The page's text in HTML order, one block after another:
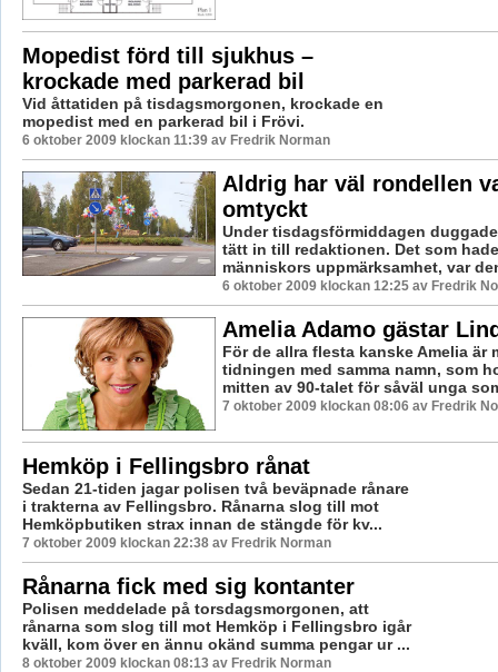
Mopedist förd till sjukhus –
krockade med parkerad bil
Vid åttatiden på tisdagsmorgonen, krockade en
mopedist med en parkerad bil i Frövi.
6 oktober 2009 klockan 11:39 av Fredrik Norman
Aldrig har väl rondellen
omtyckt
Under tisdagsförmiddagen
tätt in till redaktionen. Det som
människors uppmärksamhet, var
6 oktober 2009 klockan 12:25 av Fredrik
Amelia Adamo gästar
För de allra flesta kanske Amelia är
tidningen med samma namn, som
mitten av 90-talet för såväl unga
7 oktober 2009 klockan 08:06 av Fredrik
Hemköp i Fellingsbro rånat
Sedan 21-tiden jagar polisen två beväpnade rånare
i trakterna av Fellingsbro. Rånarna slog till mot
Hemköpbutiken strax innan de stängde för kv...
7 oktober 2009 klockan 22:38 av Fredrik Norman
Rånarna fick med sig kontanter
Polisen meddelade på torsdagsmorgonen, att
rånarna som slog till mot Hemköp i Fellingsbro igår
kväll, kom över en ännu okänd summa pengar ur ...
8 oktober 2009 klockan 08:13 av Fredrik Norman